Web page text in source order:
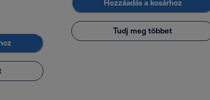
Hozzáadás a kosárhoz
Tudj meg többet